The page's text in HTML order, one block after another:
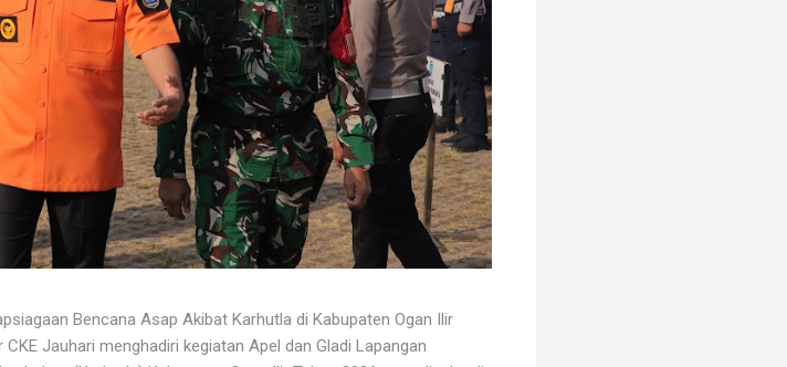
Bencana Asap Akibat Karhutla di Kabupaten Ogan Ilir
Jauhari menghadiri kegiatan Apel dan Gladi Lapangan